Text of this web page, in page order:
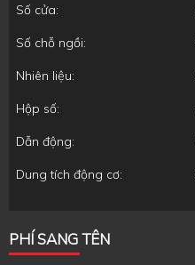
Số cửa:
Số chỗ ngồi:
Nhiên liệu:
Hộp số:
Dẫn động:
Dung tích động cơ:
PHÍ SANG TÊN